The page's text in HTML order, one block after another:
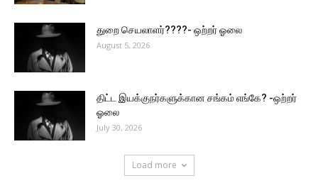
துறை செயலாளர்????- ஒற்றர் ஓலை
August 5, 2026
திட்ட இயக்குநர்களுக்கான சங்கம் எங்கே? -ஒற்றர்
ஓலை
July 30, 2026
Load more